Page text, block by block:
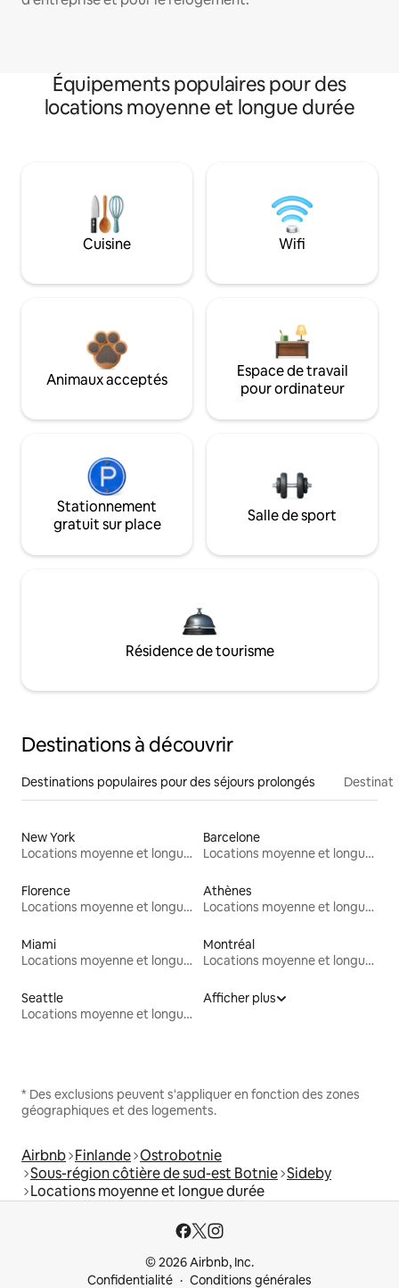
Équipements populaires pour des
locations moyenne et longue durée
Cuisine Wifi
Animaux acceptés
Espace de travail
pour ordinateur
Stationnement
gratuit sur place
Salle de sport
Résidence de tourisme
Destinations à découvrir
Destinations populaires pour des séjours prolongés
New York
Locations moyenne et longue durée
Barcelone
Locations moyenne et longue durée
Florence
Locations moyenne et longue durée
Athènes
Locations moyenne et longue durée
Miami
Locations moyenne et longue durée
Montréal
Locations moyenne et longue durée
Seattle
Locations moyenne et longue durée
Afficher plus
* Des exclusions peuvent s'appliquer en fonction des zones
géographiques et des logements.
Airbnb Finlande Ostrobotnie
Sous-région côtière de sud-est Botnie Sideby
Locations moyenne et longue durée
© 2026 Airbnb, Inc.
Confidentialité
Conditions générales